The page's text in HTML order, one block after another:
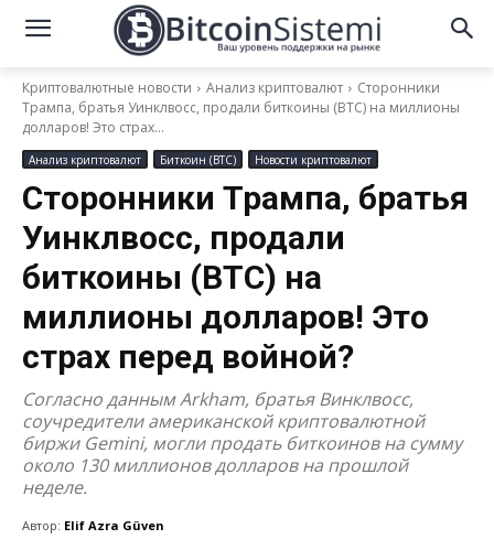
Криптовалютные новости Анализ криптовалют
Сторонники
Трампа, братья Уинклвосс, продали биткоины (BTC) на миллионы
долларов! Это страх...
Анализ криптовалют Биткоин (BTC) Новости криптовалют
Сторонники Трампа, братья
Уинклвосс, продали
биткоины (BTC) на
миллионы долларов! Это
страх перед войной?
Согласно данным Arkham, братья Винклвосс,
соучредители американской криптовалютной
биржи Gemini, могли продать биткоинов на сумму
около 130 миллионов долларов на прошлой
неделе.
Автор: Elif Azra Güven